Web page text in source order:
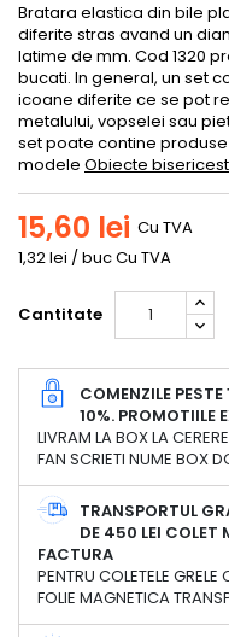
Bratara elastica din bile
diferite stras avand un
latime de mm. Cod 1320
bucati. In general, un set
icoane diferite ce se pot
metalului, vopselei sau
set poate contine
modele Obiecte
15,60 lei Cu TVA
1,32 lei / buc Cu TVA
Cantitate
COMENZILE
10%. PROMOTIILE
LIVRAM LA BOX LA
FAN SCRIETI NUME BOX
TRANSPORTUL
DE 450 LEI COLET
FACTURA
PENTRU COLETELE
FOLIE MAGNETICA